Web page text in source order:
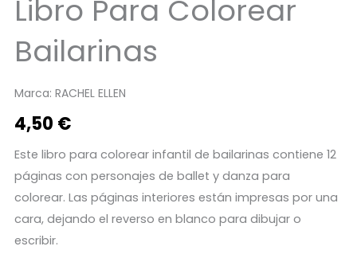
Libro Para Colorear
Bailarinas
Marca: RACHEL ELLEN
4,50 €
Este libro para colorear infantil de bailarinas contiene 12
páginas con personajes de ballet y danza para
colorear. Las páginas interiores están impresas por una
cara, dejando el reverso en blanco para dibujar o
escribir.